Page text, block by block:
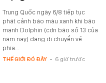
Trung Quốc ngày 6/8 tiếp tục
phát cảnh báo màu xanh khi bão
mạnh Dolphin (cơn bão số 13 của
năm nay) đang di chuyển về
phía…
THẾ GIỚI ĐÓ ĐÂY - 6 giờ trước